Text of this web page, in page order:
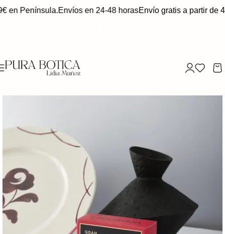
en Península.Envíos en 24-48 horasEnvío gratis a partir de